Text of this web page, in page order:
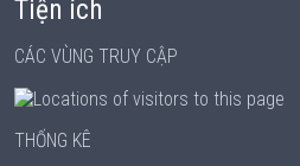
Tiện ích
CÁC VÙNG TRUY CẬP
THỐNG KÊ